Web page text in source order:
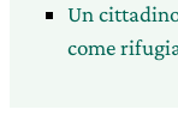
Un
come